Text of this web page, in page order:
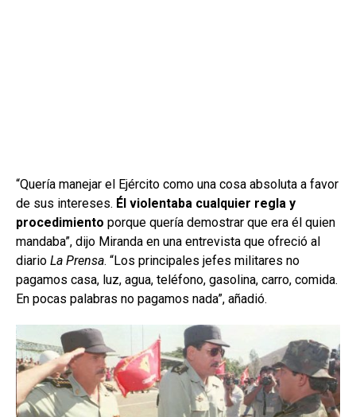
“Quería manejar el Ejército como una cosa absoluta a favor
de sus intereses. Él violentaba cualquier regla y
procedimiento porque quería demostrar que era él quien
mandaba”, dijo Miranda en una entrevista que ofreció al
diario La Prensa. “Los principales jefes militares no
pagamos casa, luz, agua, teléfono, gasolina, carro, comida.
En pocas palabras no pagamos nada”, añadió.